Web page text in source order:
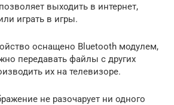
выходить в интернет,
играть в игры.
оснащено Bluetooth модулем,
передавать файлы с других
их на телевизоре.
не разочарует ни одного